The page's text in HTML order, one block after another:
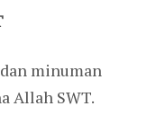
minuman
Allah SWT.